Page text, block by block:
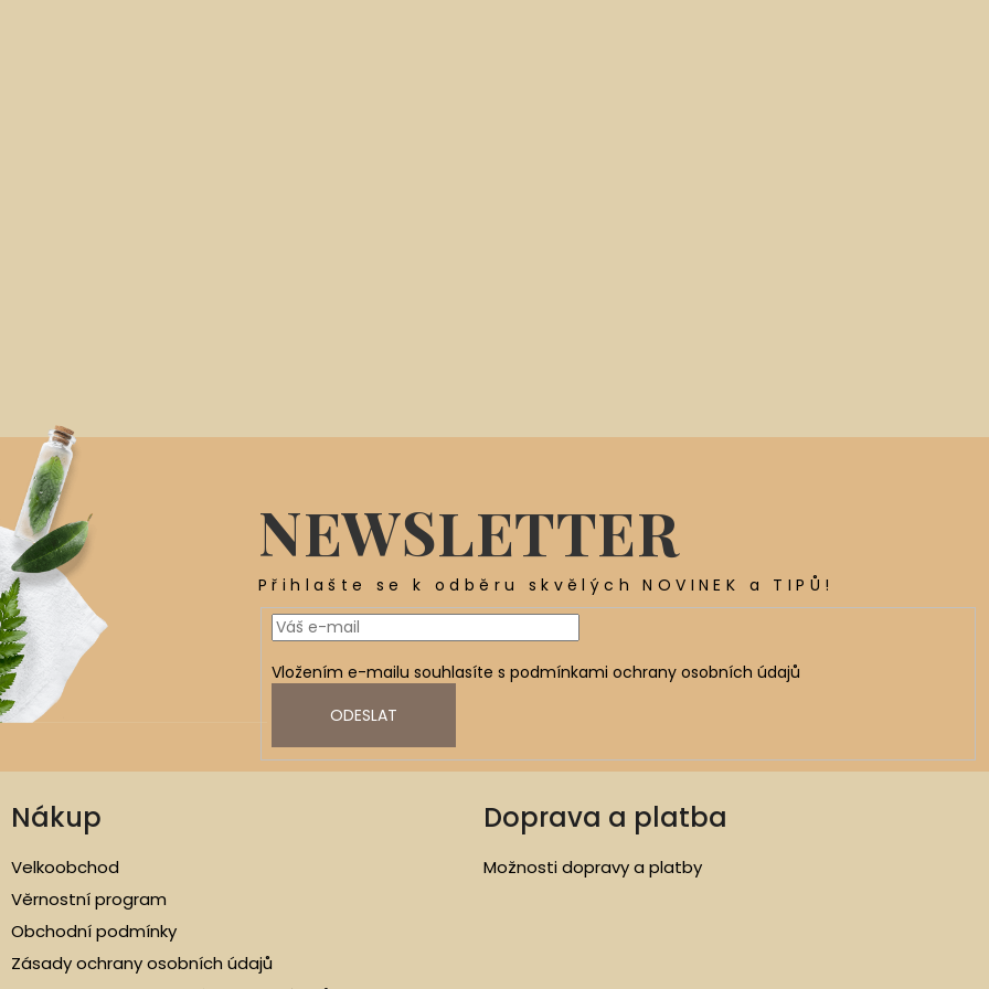
NEWSLETTER
Přihlašte se k odběru skvělých NOVINEK a TIPŮ!
Vložením e-mailu souhlasíte s podmínkami ochrany osobních údajů
ODESLAT
Nákup
Velkoobchod
Věrnostní program
Obchodní podmínky
Zásady ochrany osobních údajů
Doprava a platba
Možnosti dopravy a platby